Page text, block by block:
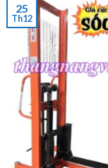
25
Th12